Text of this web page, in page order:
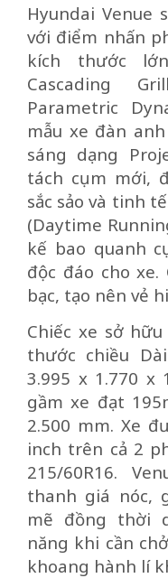
Hyundai
với điểm nhấn
kích thước
Cascading
Parametric
mẫu xe đàn
sáng dạng
tách cụm mới,
sắc sảo và tinh
(Daytime
kế bao quanh
độc đáo cho
bạc, tạo nên vẻ
Chiếc xe sở
thước chiều
3.995 x 1.770 x
gầm xe đạt
2.500 mm. Xe
inch trên cả 2
215/60R16.
thanh giá nóc,
mẽ đồng thời
năng khi cần
khoang hành lí